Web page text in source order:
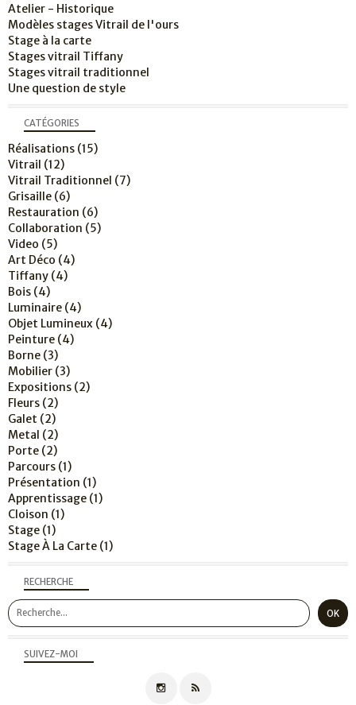
SUIVEZ-MOI
RECHERCHE
Atelier - Historique
Modèles stages Vitrail de l'ours
Stage à la carte
Stages vitrail Tiffany
Stages vitrail traditionnel
Une question de style
CATÉGORIES
Réalisations (15)
Vitrail (12)
Vitrail Traditionnel (7)
Grisaille (6)
Restauration (6)
Collaboration (5)
Video (5)
Art Déco (4)
Tiffany (4)
Bois (4)
Luminaire (4)
Objet Lumineux (4)
Peinture (4)
Borne (3)
Mobilier (3)
Expositions (2)
Fleurs (2)
Galet (2)
Metal (2)
Porte (2)
Parcours (1)
Présentation (1)
Apprentissage (1)
Cloison (1)
Stage (1)
Stage À La Carte (1)